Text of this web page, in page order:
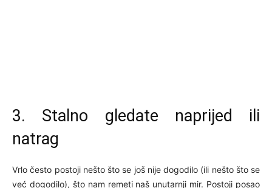
3. Stalno gledate naprijed ili
natrag
Vrlo često postoji nešto što se još nije dogodilo (ili nešto što se
već dogodilo), što nam remeti naš unutarnji mir. Postoji posao